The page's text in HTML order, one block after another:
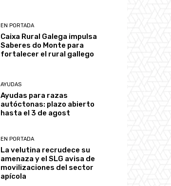
EN PORTADA
Caixa Rural Galega impulsa
Saberes do Monte para
fortalecer el rural gallego
AYUDAS
Ayudas para razas
autóctonas: plazo abierto
hasta el 3 de agost
EN PORTADA
La velutina recrudece su
amenaza y el SLG avisa de
movilizaciones del sector
apícola